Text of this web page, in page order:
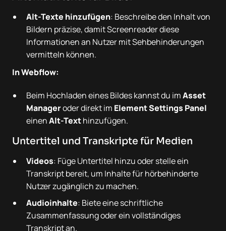
Alt-Texte hinzufügen: Beschreibe den Inhalt von
Bildern präzise, damit Screenreader diese
Informationen an Nutzer mit Sehbehinderungen
vermitteln können.
In Webflow:
Beim Hochladen eines Bildes kannst du imAsset
Manageroder direkt im Element Settings Panel
einenAlt-Texthinzufügen.
Untertitel und Transkripte für Medien
Videos: Füge Untertitel hinzu oder stelle ein
Transkript bereit, um Inhalte für hörbehinderte
Nutzer zugänglich zu machen.
Audioinhalte: Biete eine schriftliche
Zusammenfassung oder ein vollständiges
Transkript an.